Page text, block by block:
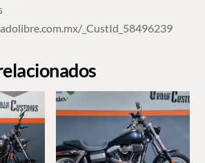
_CustId_58496239